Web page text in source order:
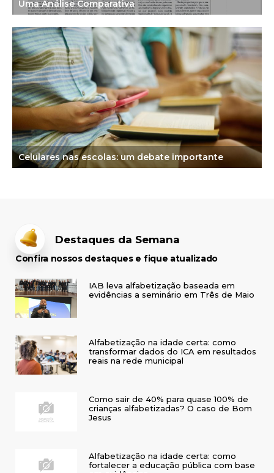
Uma Análise Comparativa
Celulares nas escolas: um debate importante
Destaques da Semana
Confira nossos destaques e fique atualizado
IAB leva alfabetização baseada em
evidências a seminário em Três de Maio
Alfabetização na idade certa: como
transformar dados do ICA em resultados
reais na rede municipal
Como sair de 40% para quase 100% de
crianças alfabetizadas? O caso de Bom
Jesus
Alfabetização na idade certa: como
fortalecer a educação pública com base